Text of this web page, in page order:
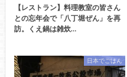
【レストラン】料理教室の皆さん
との忘年会で「八丁堀ぜん」を再
訪。くえ鍋は雑炊…
日本でごはん